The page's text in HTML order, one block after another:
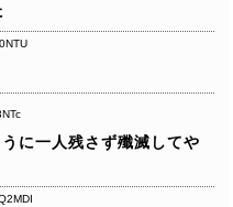
に一人残さず殲滅してや